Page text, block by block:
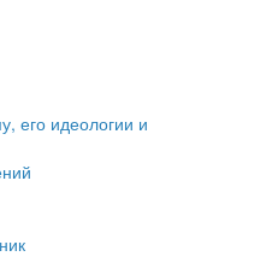
проектирования
застройки
его идеологии и